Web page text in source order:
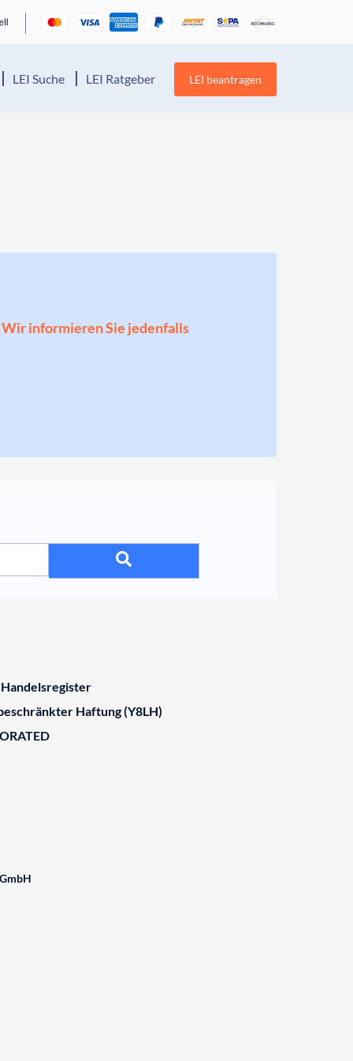
LEI Suche LEI Ratgeber LEI beantragen
Wir informieren Sie jedenfalls
Haftung (Y8LH)